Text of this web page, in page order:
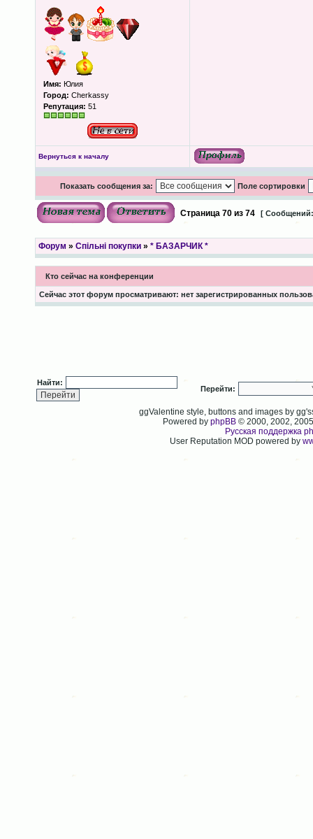
Имя: Юлия
Город: Cherkassy
Репутация: 51
Вернуться к началу
Показать сообщения за: Поле сортировки
Страница 70из 74 [
Форум » Спільні покупки» * БАЗАРЧИК *
Кто сейчас на конференции
Сейчас этот форум просматривают: нет зарегистрированных
Найти:
Перейти:
ggValentine style, buttons and images by
Powered byphpBB © 2000, 2002,
Русская поддержка
User Reputation MOD powered by